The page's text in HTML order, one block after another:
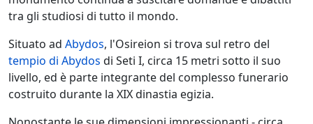
tra gli studiosi di tutto il mondo.
Situato ad Abydos, l'Osireion si trova sul retro del
tempio di Abydos di Seti I, circa 15 metri sotto il suo
livello, ed è parte integrante del complesso funerario
costruito durante la XIX dinastia egizia.